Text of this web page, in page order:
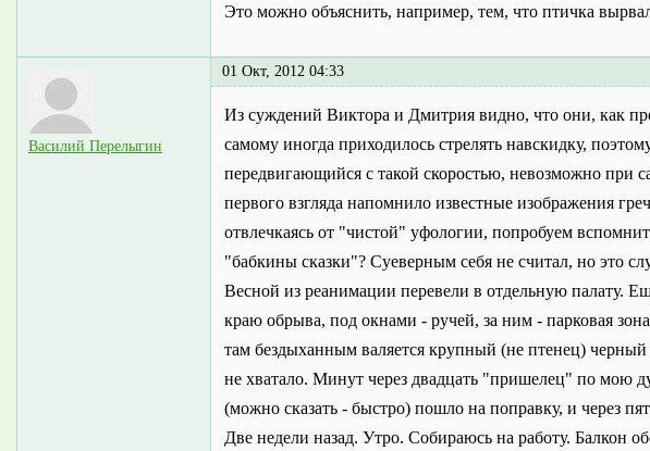
Это можно объяснить, например, тем, что птичка
Василий Перелыгин
01 Окт, 2012 04:33
Из суждений Виктора и Дмитрия видно, что они, как
самому иногда приходилось стрелять навскидку,
передвигающийся с такой скоростью, невозможно при
первого взгляда напомнило известные изображения
отвлечкаясь от "чистой" уфологии, попробуем
"бабкины сказки"? Суеверным себя не считал, но это
Весной из реанимации перевели в отдельную палату.
краю обрыва, под окнами - ручей, за ним - парковая
там бездыханным валяется крупный (не птенец)
не хватало. Минут через двадцать "пришелец" по мою
(можно сказать - быстро) пошло на поправку, и через
Две недели назад. Утро. Собираюсь на работу. Балкон